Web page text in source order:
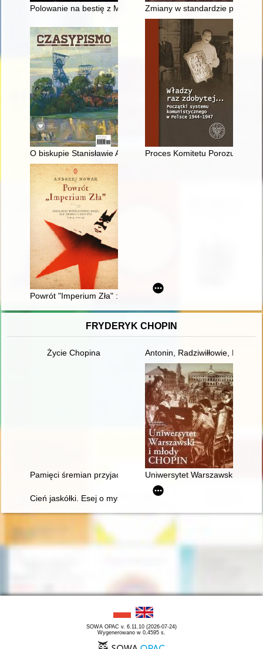
Polowanie na bestię z MajdankaZmiany w standardzie
O biskupie Stanisławie Adamskim podczas powstania
Proces Komitetu
Powrót "Imperium Zła" : ideologie współczesnej Rosji, ich
FRYDERYK CHOPIN
Życie Chopina Antonin, Radziwiłłowie,
Pamięci śremian przyjaciół Fryderyka Chopina oraz
Uniwersytet Warszawski i
Cień jaskółki. Esej o myślach Chopina
SOWA OPAC v. 6.11.10 (2026-07-24)
Wygenerowano w 0,4595 s.